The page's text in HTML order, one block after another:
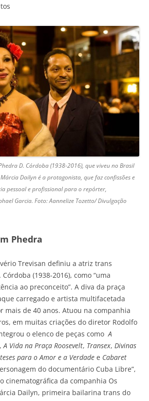
D. Córdoba (1938-2016), que viveu no Brasil
Dailyn é a protagonista, que faz confissões e
pessoal e profissional para o repórter,
Garcia. Foto: Aannelize Tozetto/ Divulgação
Phedra
Trevisan definiu a atriz trans
(1938-2016), como “uma
ao preconceito”. A diva da praça
carregado e artista multifacetada
mais de 40 anos. Atuou na companhia
em muitas criações do diretor Rodolfo
o elenco de peças como A
, A Vida na Praça Roosevelt, Transex, Divinas
para o Amor e a Verdade e Cabaret
do documentário Cuba Libre”,
cinematográfica da companhia Os
Dailyn, primeira bailarina trans do